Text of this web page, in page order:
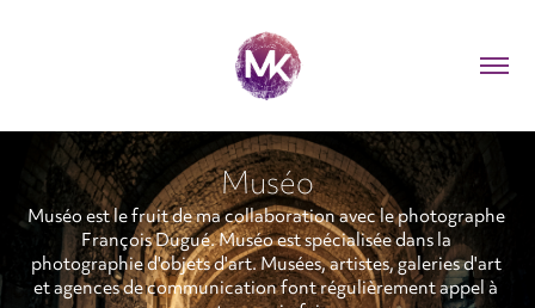
Muséo
Muséo est le fruit de ma collaboration avec le photographe
François Dugué. Muséo est spécialisée dans la
photographie d'objets d'art. Musées, artistes, galeries d'art
et agences de communication font régulièrement appel à